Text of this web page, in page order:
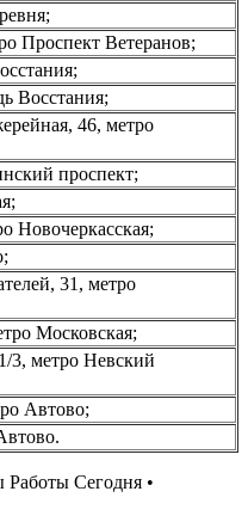
Проспект Ветеранов;
Восстания;
46, метро
проспект;
Новочеркасская;
31, метро
Московская;
3, метро Невский
Автово;